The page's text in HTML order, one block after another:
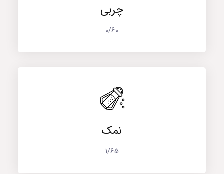
چربی
0/60
نمک
1/65